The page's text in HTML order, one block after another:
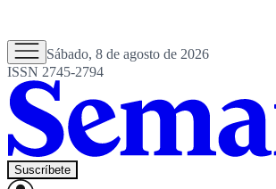
Sábado, 8 de agosto de 2026
ISSN 2745-2794
Suscríbete